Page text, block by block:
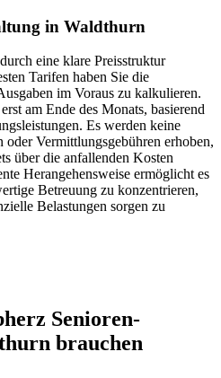
in Waldthurn
eine klare Preisstruktur
Tarifen haben Sie die
im Voraus zu kalkulieren.
am Ende des Monats, basierend
Es werden keine
oder Vermittlungsgebühren erhoben,
über die anfallenden Kosten
Herangehensweise ermöglicht es
Betreuung zu konzentrieren,
Belastungen sorgen zu
Senioren­
brauchen